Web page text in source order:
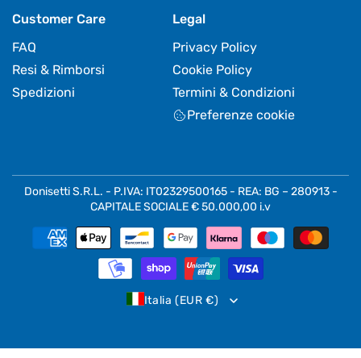
Customer Care
FAQ
Resi & Rimborsi
Spedizioni
Legal
Privacy Policy
Cookie Policy
Termini & Condizioni
Preferenze cookie
Donisetti S.R.L. - P.IVA: IT02329500165 - REA: BG – 280913 -
CAPITALE SOCIALE € 50.000,00 i.v
Metodi
Italia (EUR €)